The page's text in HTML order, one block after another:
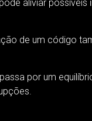
aliviar
de um código
por um